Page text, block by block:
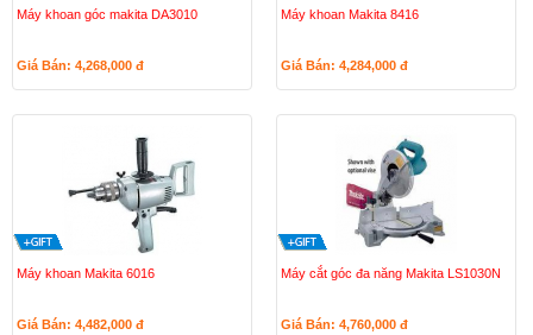
Máy khoan góc makita DA3010
Giá Bán: 4,268,000 đ
Máy khoan Makita 8416
Giá Bán: 4,284,000 đ
Máy khoan Makita 6016
Giá Bán: 4,482,000 đ
Máy cắt góc đa năng Makita LS1030N
Giá Bán: 4,760,000 đ